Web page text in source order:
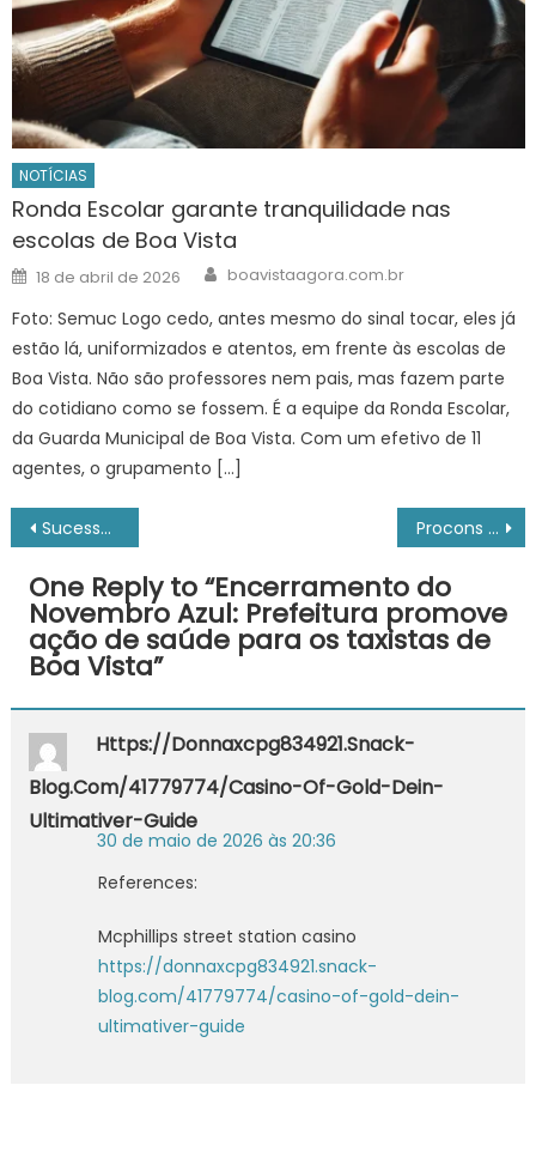
NOTÍCIAS
Ronda Escolar garante tranquilidade nas
escolas de Boa Vista
Posted
on
18 de abril de 2026 Author
boavistaagora.com.br
Foto: Semuc Logo cedo, antes mesmo do sinal tocar, eles já
estão lá, uniformizados e atentos, em frente às escolas de
Boa Vista. Não são professores nem pais, mas fazem parte
do cotidiano como se fossem. É a equipe da Ronda Escolar,
da Guarda Municipal de Boa Vista. Com um efetivo de 11
agentes, o grupamento […]
Navegação
de
Post
Sucesso de participação, Prefeitura publica novo cronograma para execução da Lei Paulo Gustavo no município de Sorocaba – Agência de Notícias Procons municipais elegem próximos temas de encontro estadual – Portal do Governo de Mato Grosso do Sul
One Reply to “Encerramento do
Novembro Azul: Prefeitura promove
ação de saúde para os taxistas de
Boa Vista”
Https://donnaxcpg834921.snack-
Blog.com/41779774/casino-Of-Gold-Dein-
Ultimativer-Guide
30 de maio de 2026 às 20:36
References:
Mcphillips street station casino
https://donnaxcpg834921.snack-
blog.com/41779774/casino-of-gold-dein-
ultimativer-guide